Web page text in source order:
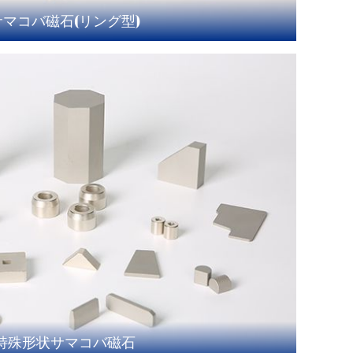
コバ磁石(リング型)
殊形状サマコバ磁石